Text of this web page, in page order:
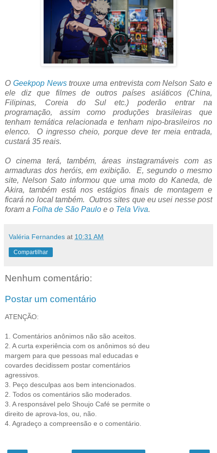
O Geekpop Newstrouxe uma entrevista com Nelson Sato e
ele diz que filmes de outros países asiáticos (China,
Filipinas, Coreia do Sul etc.) poderão entrar na
programação, assim como produções brasileiras que
tenham temática relacionada e tenham nipo-brasileiros no
elenco. O ingresso cheio, porque deve ter meia entrada,
custará 35 reais.
O cinema terá, também, áreas instagramáveis com as
armaduras dos heróis, em exibição. E, segundo o mesmo
site, Nelson Sato informou que uma moto do Kaneda, de
Akira, também está nos estágios finais de montagem e
ficará no local também. Outros sites que eu usei nesse post
foram a Folha de São Paulo e o Tela Viva.
Valéria Fernandes at 10:31 AM
Compartilhar
Nenhum comentário:
Postar um comentário
ATENÇÃO:
1. Comentários anônimos não são aceitos.
2. A curta experiência com os anônimos só deu
margem para que pessoas mal educadas e
covardes decidissem postar comentários
agressivos.
3. Peço desculpas aos bem intencionados.
2. Todos os comentários são moderados.
3. A responsável pelo Shoujo Café se permite o
direito de aprova-los, ou, não.
4. Agradeço a compreensão e o comentário.